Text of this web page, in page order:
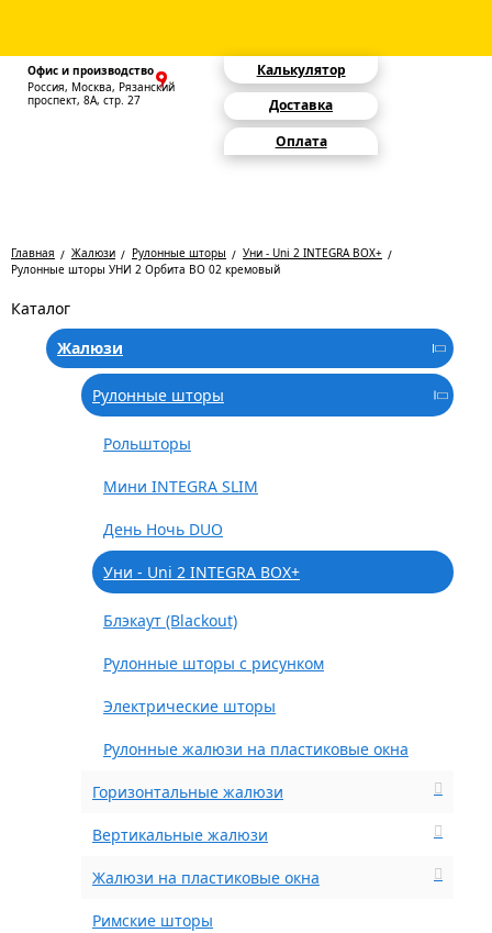
Офис и производство
Россия, Москва, Рязанский
проспект, 8А, стр. 27
Калькулятор
Доставка
Оплата
Главная Жалюзи Рулонные шторы
Уни - Uni 2 INTEGRA BOX+
Рулонные шторы УНИ 2 Орбита BO 02 кремовый
Каталог
Жалюзи
Рулонные шторы
Рольшторы
Мини INTEGRA SLIM
День Ночь DUO
Уни - Uni 2 INTEGRA BOX+
Блэкаут (Blackout)
Рулонные шторы с рисунком
Электрические шторы
Рулонные жалюзи на пластиковые окна
Горизонтальные жалюзи
Вертикальные жалюзи
Жалюзи на пластиковые окна
Римские шторы